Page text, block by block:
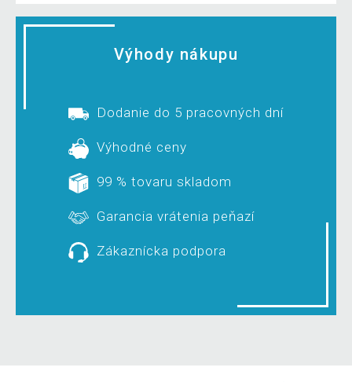
Výhody nákupu
Dodanie do 5 pracovných dní
Výhodné ceny
99 % tovaru skladom
Garancia vrátenia peňazí
Zákaznícka podpora